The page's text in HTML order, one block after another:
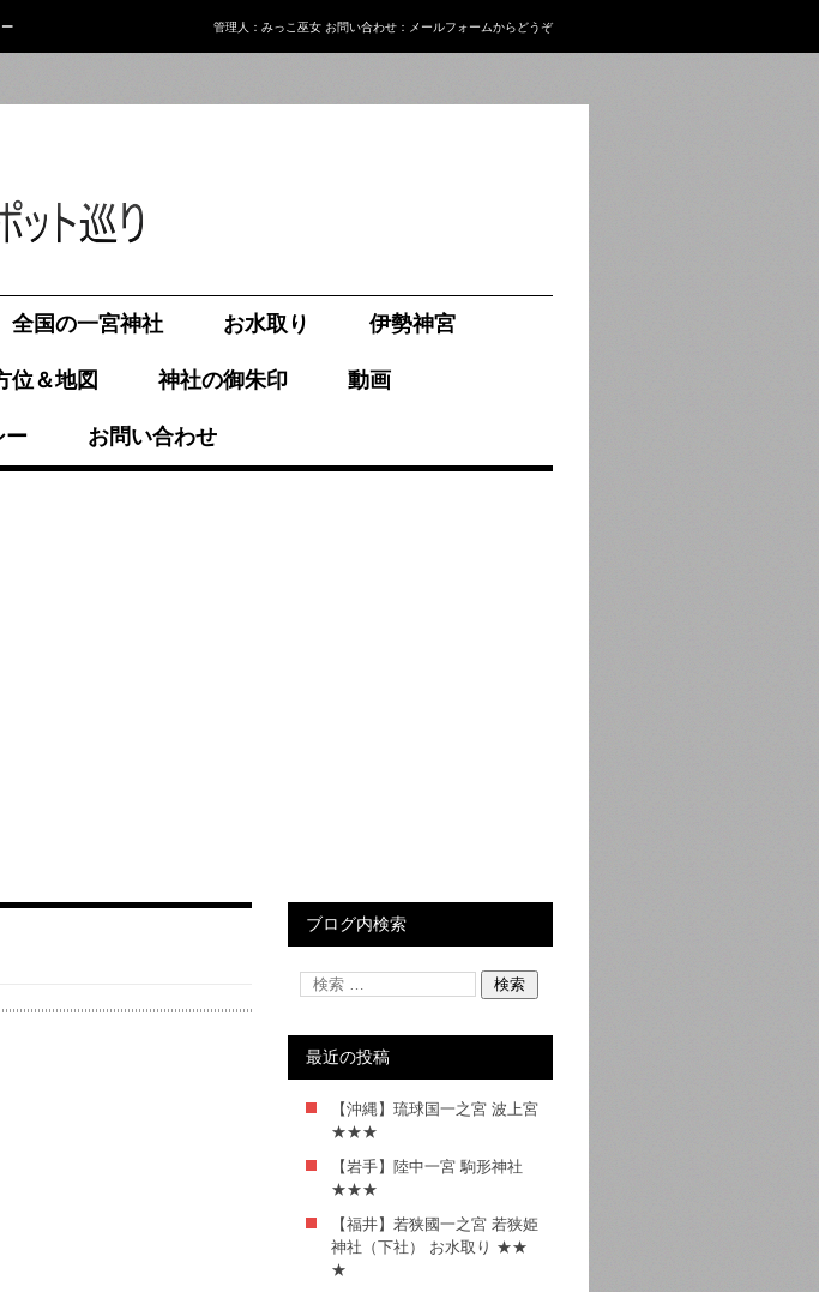
管理人：みっこ巫女 お問い合わせ： メールフォームからどうぞ
全国の一宮神社 お水取り 伊勢神宮
位＆地図 神社の御朱印 動画
ー お問い合わせ
ブログ内検索
最近の投稿
【沖縄】琉球国一之宮 波上宮
★★★
【岩手】陸中一宮 駒形神社
★★★
【福井】若狭國一之宮 若狭姫
神社（下社） お水取り ★★
★